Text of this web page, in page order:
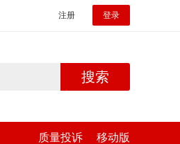
注册 登录
搜索
质量投诉 移动版